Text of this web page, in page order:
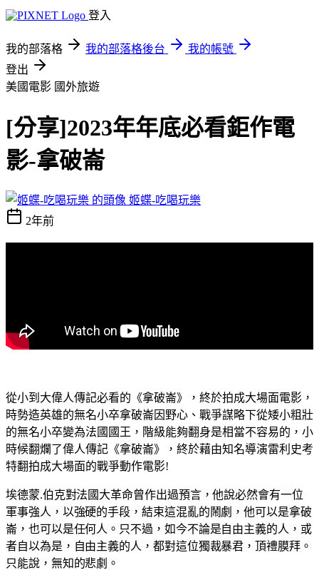
登入
我的部落格 我的部落格後台
我的帳號
登出
美國電影 國外旅遊
[分享]2023年年底必看鉅作電
影-拿破崙
姬蝶-吃喝玩樂
2年前
從小到大偉人傳記必看的《拿破崙》，終於拍成大場面電影，
時勢造英雄的無名小卒拿破崙因野心、戰爭謀略下從矮小粗壯
的無名小卒變為法國國王，階級能夠翻身是相當不容易的，小
時候翻爛了偉人傳記《拿破崙》，終於藉由知名導演雷利史考
特翻拍成大場面的戰爭動作電影!
埃德蒙.伯克對法國大革命曾作出過預言，他說必然會有一位
軍事強人，以強硬的手段，結束這混亂的鬧劇，他可以是拿破
崙，也可以是任何人。只不過，如今不論是自由主義的人，或
者自以為是，自由主義的人，都對這位獨裁暴君，頂禮膜拜。
只能說，無知的悲劇。